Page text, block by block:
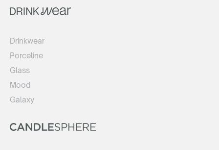
Drinkwear
Porceline
Glass
Mood
Galaxy